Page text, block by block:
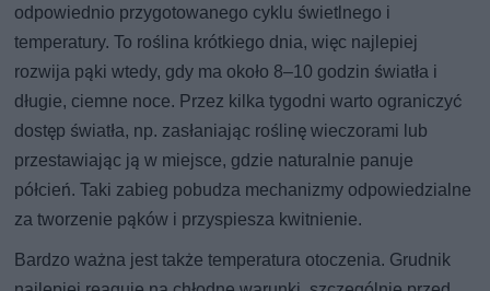
odpowiednio przygotowanego cyklu świetlnego i
temperatury. To roślina krótkiego dnia, więc najlepiej
rozwija pąki wtedy, gdy ma około 8–10 godzin światła i
długie, ciemne noce. Przez kilka tygodni warto ograniczyć
dostęp światła, np. zasłaniając roślinę wieczorami lub
przestawiając ją w miejsce, gdzie naturalnie panuje
półcień. Taki zabieg pobudza mechanizmy odpowiedzialne
za tworzenie pąków i przyspiesza kwitnienie.
Bardzo ważna jest także temperatura otoczenia. Grudnik